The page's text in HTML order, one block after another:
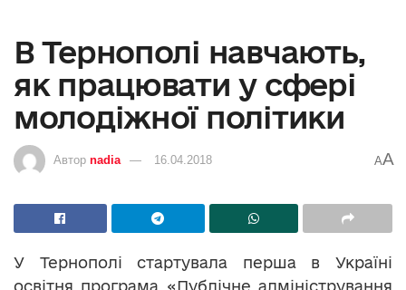
В Тернополі навчають,
як працювати у сфері
молодіжної політики
Автор nadia 16.04.2018 AA
У Тернополі стартувала перша в Україні
освітня програма «Публічне адміністрування